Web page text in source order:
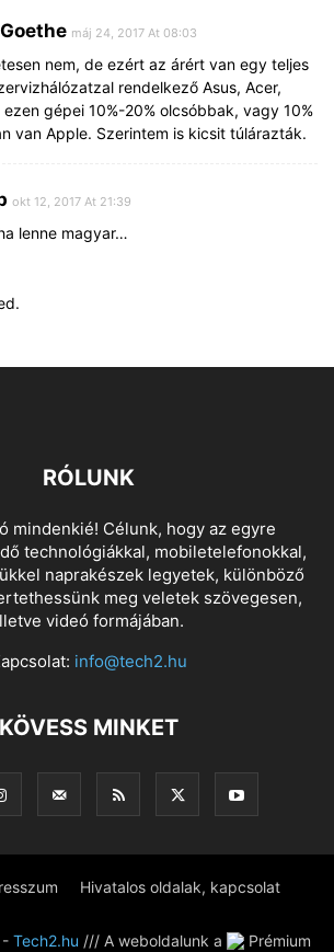
máj 24, 2017 At 08:03
nem, de ezért az árért van egy teljes
rendelkező Asus, Acer,
gépei 10%-20% olcsóbbak, vagy 10%
van Apple. Szerintem is kicsit túlárazták.
okt 12, 2017 At 21:39
lenne magyar…
RÓLUNK
mindenkié! Célunk, hogy az egyre
technológiákkal, mobiletelefonokkal,
naprakészek legyetek, különböző
meg veletek szövegesen,
videó formájában.
info@tech2.hu
KÖVESS MINKET
Hivatalos oldalak, kapcsolat
- Tech2.hu /// A weboldalunk a Prémium